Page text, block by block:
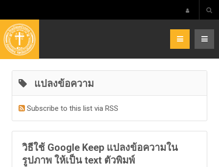
แปลงข้อความ
Subscribe to this list via RSS
วิธีใช้ Google Keep แปลงข้อความใน
รูปภาพ ให้เป็น text ตัวพิมพ์